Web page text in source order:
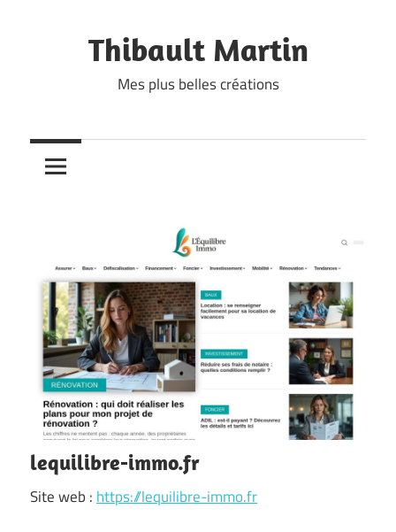
Thibault Martin
Mes plus belles créations
lequilibre-immo.fr
Site web : https://lequilibre-immo.fr